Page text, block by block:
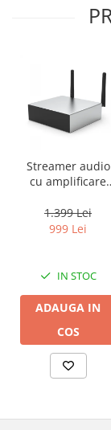
Streamer audio
cu amplificare
A50+, LAN /Wi-Fi
/Bluetooth,
1.399 Lei
999 Lei
IN STOC
ADAUGA IN
COS